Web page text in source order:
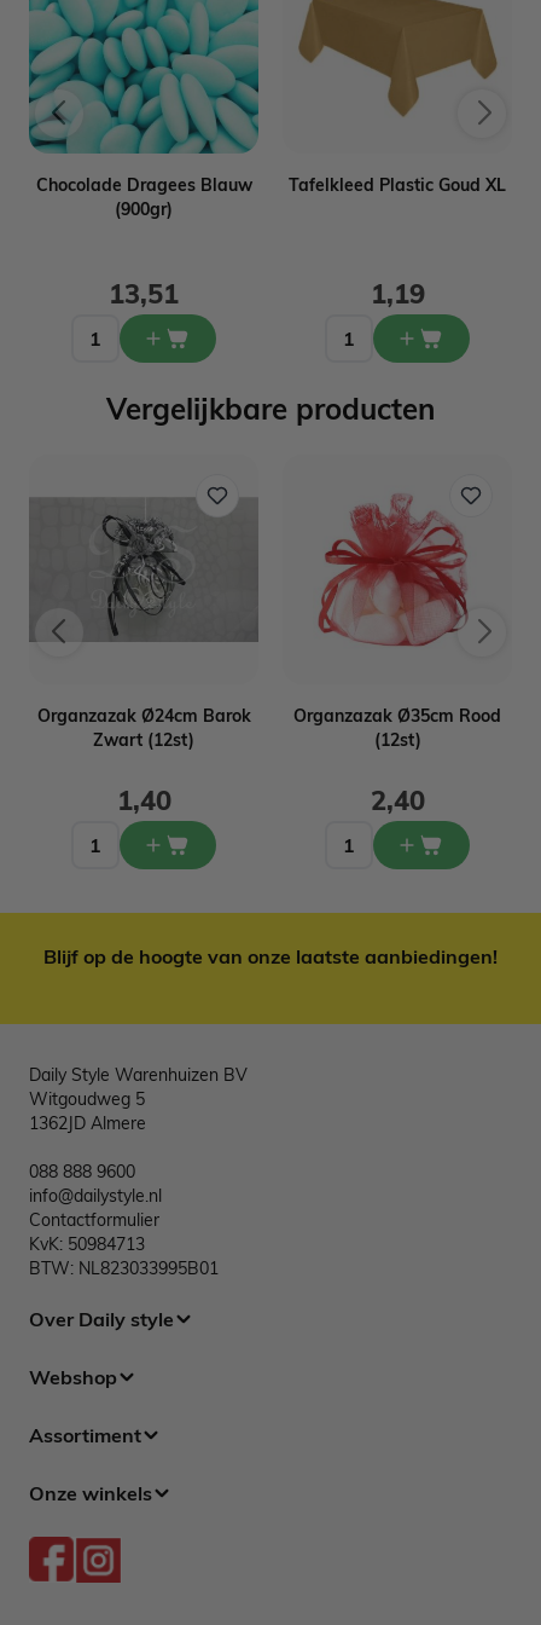
Chocolade Dragees Blauw
(900gr)
13,51
Tafelkleed Plastic Goud XL
1,19
Vergelijkbare producten
Organzazak Ø24cm Barok
Zwart (12st)
1,40
Organzazak Ø35cm Rood
(12st)
2,40
Blijf op de hoogte van onze laatste aanbiedingen!
Daily Style Warenhuizen BV
Witgoudweg 5
1362JD Almere
088 888 9600
info@dailystyle.nl
Contactformulier
KvK: 50984713
BTW: NL823033995B01
Over Daily style
Webshop
Assortiment
Onze winkels